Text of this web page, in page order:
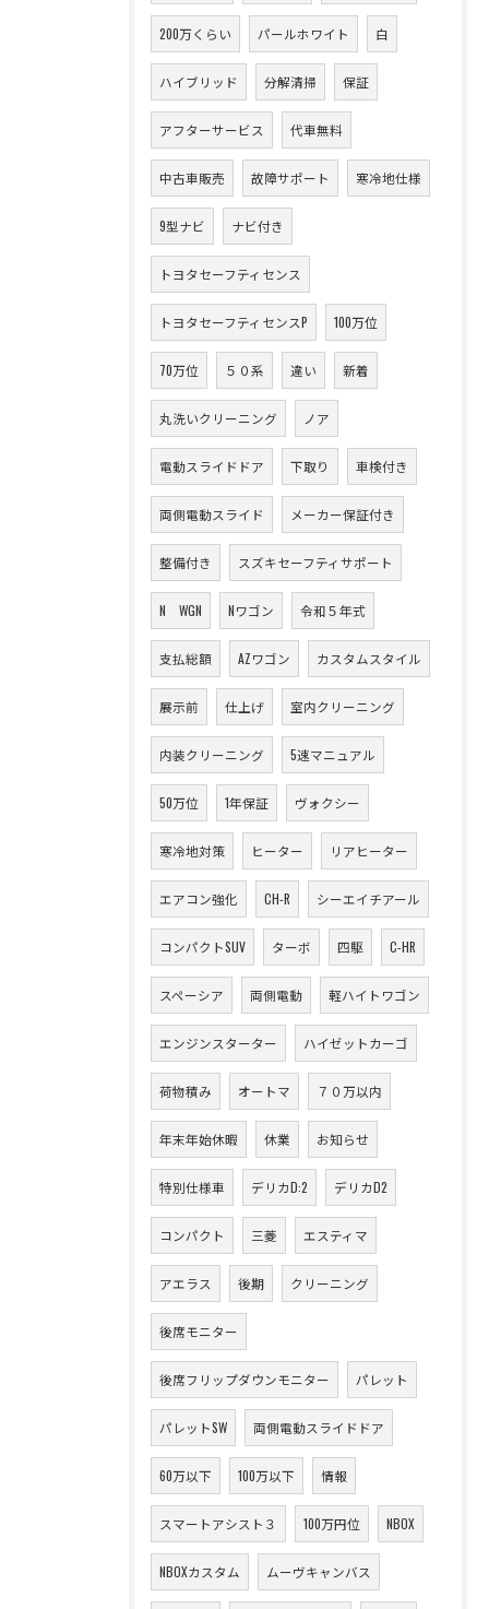
200万くらい パールホワイト 白
ハイブリッド 分解清掃 保証
アフターサービス 代車無料
中古車販売 故障サポート 寒冷地仕様
9型ナビ ナビ付き
トヨタセーフティセンス
トヨタセーフティセンスP 100万位
70万位 ５０系 違い 新着
丸洗いクリーニング ノア
電動スライドドア 下取り 車検付き
両側電動スライド メーカー保証付き
整備付き スズキセーフティサポート
N WGN Nワゴン 令和５年式
支払総額 AZワゴン カスタムスタイル
展示前 仕上げ 室内クリーニング
内装クリーニング 5速マニュアル
50万位 1年保証 ヴォクシー
寒冷地対策 ヒーター リアヒーター
エアコン強化 CH-R シーエイチアール
コンパクトSUV ターボ 四駆 C-HR
スペーシア 両側電動 軽ハイトワゴン
エンジンスターター ハイゼットカーゴ
荷物積み オートマ ７０万以内
年末年始休暇 休業 お知らせ
特別仕様車 デリカD:2 デリカD2
コンパクト 三菱 エスティマ
アエラス 後期 クリーニング
後席モニター
後席フリップダウンモニター パレット
パレットSW 両側電動スライドドア
60万以下 100万以下 情報
スマートアシスト３ 100万円位 NBOX
NBOXカスタム ムーヴキャンバス